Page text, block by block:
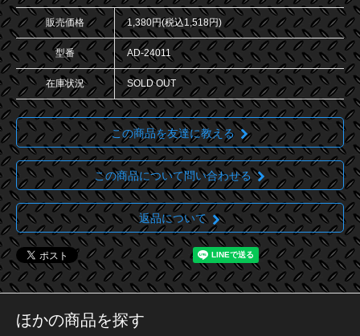
販売価格 1,380円(税込1,518円)
型番 AD-24011
在庫状況 SOLD OUT
この商品を友達に教える
この商品について問い合わせる
返品について
ほかの商品を探す